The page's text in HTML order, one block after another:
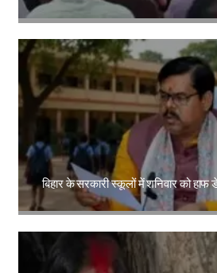
बिहार के सरकारी स्कूलों में शनिवार को
Amit Lekh